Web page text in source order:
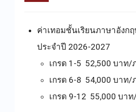
ค่าเทอมชั้นเริยนภาษาอังกฤ
ประจำปี 2026-2027
เกรด 1-5 52,500 บาท/
เกรด 6-8 54,000 บาท/
เกรด 9-12 55,000 บา